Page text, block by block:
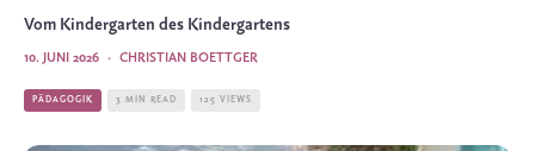
Vom Kindergarten des Kindergartens
CHRISTIAN BOETTGER
·
10. JUNI 2026
PÄDAGOGIK 3 MIN READ 125 VIEWS